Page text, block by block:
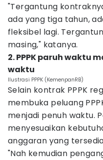
"Tergantung
ada yang tiga tahun,
fleksibel lagi.
masing," katanya.
2. PPPK paruh waktu
waktu
Ilustrasi PPPK (KemenpanRB)
Selain kontrak PPPK
membuka peluang
menjadi penuh waktu.
menyesuaikan
anggaran yang
"Nah kemudian